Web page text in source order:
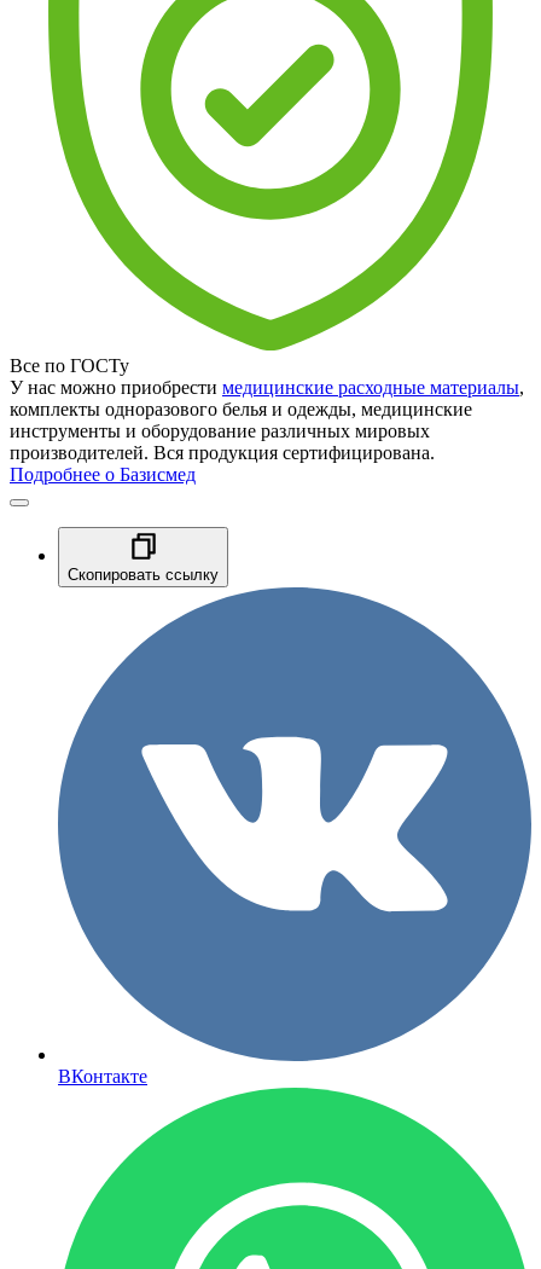
Все по ГОСТу
У нас можно приобрести медицинские расходные материалы,
комплекты одноразового белья и одежды, медицинские
инструменты и оборудование различных мировых
производителей. Вся продукция сертифицирована.
Подробнее о Базисмед
Скопировать ссылку
ВКонтакте